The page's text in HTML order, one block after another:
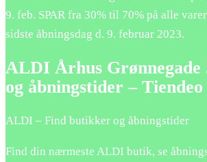
9. feb. SPAR fra 30% til 70% på alle
sidste åbningsdag d. 9. februar 2023.
ALDI Århus Grønnegade
og åbningstider – Tiendeo
ALDI – Find butikker og åbningstider
Find din nærmeste ALDI butik, se